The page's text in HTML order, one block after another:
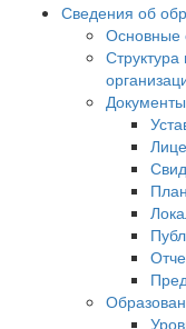
Сведения об
Основные
Документы